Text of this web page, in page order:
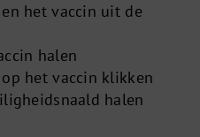
het vaccin uit de
halen
het vaccin klikken
halen